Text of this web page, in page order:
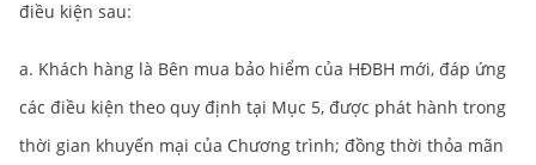
điều kiện sau:
a. Khách hàng là Bên mua bảo hiểm của HĐBH mới, đáp ứng
các điều kiện theo quy định tại Mục 5, được phát hành trong
thời gian khuyến mại của Chương trình; đồng thời thỏa mãn